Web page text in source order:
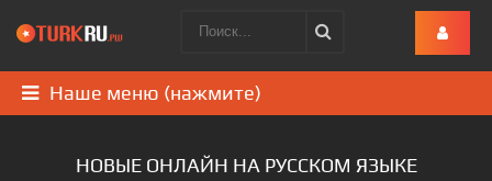
Наше меню (нажмите)
НОВЫЕ ОНЛАЙН НА РУССКОМ ЯЗЫКЕ